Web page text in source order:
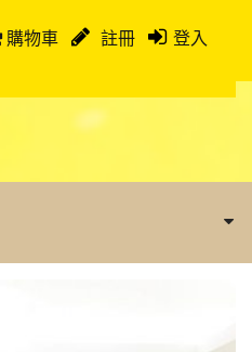
購物車 註冊 登入